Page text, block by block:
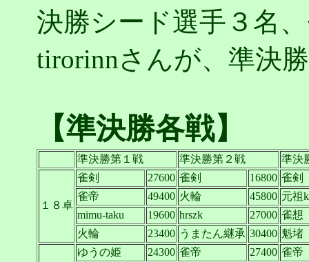
決勝シード選手３名
tirorinnさんが、準決
【準決勝各戦】
準決勝第１戦 準決勝第２戦 準決
１８卓
雀剣 27600 雀剣 16800 雀剣
雀帝
49400 火輪 45800 元祖
mimu-taku
19600 hrszk 27000 雀想
火輪
23400 うまたん継承 30400 魁堵
ゆうの姫 24300 雀帝 27400 雀帝